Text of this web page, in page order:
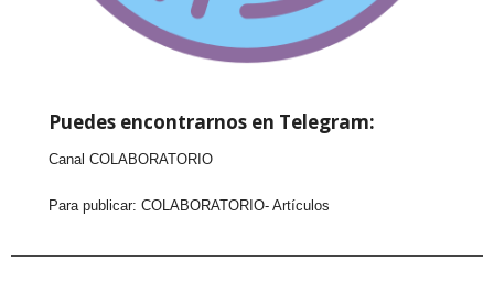
Puedes encontrarnos en Telegram:
Canal COLABORATORIO
Para publicar:COLABORATORIO- Artículos